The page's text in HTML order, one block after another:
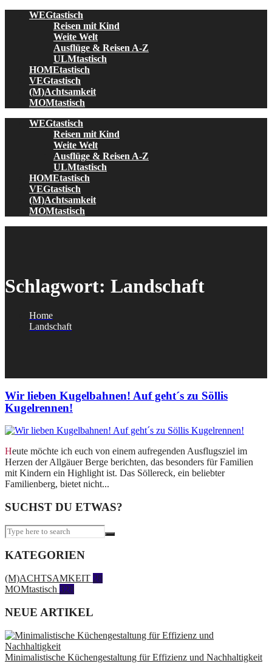
WEGtastisch
Reisen mit Kind
Weite Welt
Ausflüge & Reisen A-Z
ULMtastisch
HOMEtastisch
VEGtastisch
(M)Achtsamkeit
MOMtastisch
WEGtastisch
Reisen mit Kind
Weite Welt
Ausflüge & Reisen A-Z
ULMtastisch
HOMEtastisch
VEGtastisch
(M)Achtsamkeit
MOMtastisch
Schlagwort: Landschaft
Home
Landschaft
Wir lieben Kugelbahnen! Auf geht´s zu Söllis
Kugelrennen!
Heute möchte ich euch von einem aufregenden Ausflugsziel im
Herzen der Allgäuer Berge berichten, das besonders für Familien
mit Kindern ein Highlight ist. Das Söllereck, ein beliebter
Familienberg, bietet nicht...
SUCHST DU ETWAS?
KATEGORIEN
(M)ACHTSAMKEIT 28
MOMtastisch 328
NEUE ARTIKEL
Minimalistische Küchengestaltung für Effizienz und Nachhaltigkeit